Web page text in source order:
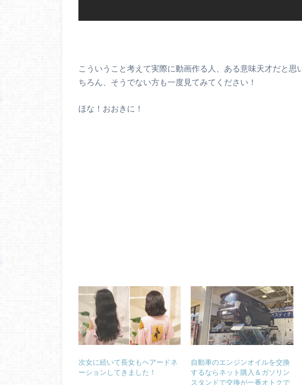
こういうこと考えて実際に動画作る人、ある意味天才だと思
ちろん、そうでない方も一度見てみてください！
ほな！おおきに！
次女に続いて長女もヘアードネ
ーションしてきました！
自動車のエンジンオイルを交換
するならネット購入＆ガソリン
スタンドで交換が一番オトクで